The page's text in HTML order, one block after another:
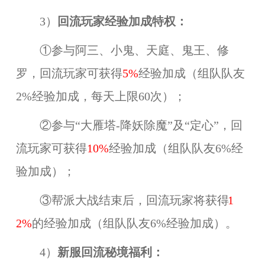
3） 回流玩家经验加成特权：
①参与阿三、小鬼、天庭、鬼王、修
罗，回流玩家可获得5%经验加成（组队队友
2%经验加成，每天上限60次）；
②参与“大雁塔-降妖除魔”及“定心”，回
流玩家可获得10%经验加成（组队队友6%经
验加成）；
③帮派大战结束后，回流玩家将获得1
2%的经验加成（组队队友6%经验加成）。
4） 新服回流秘境福利：